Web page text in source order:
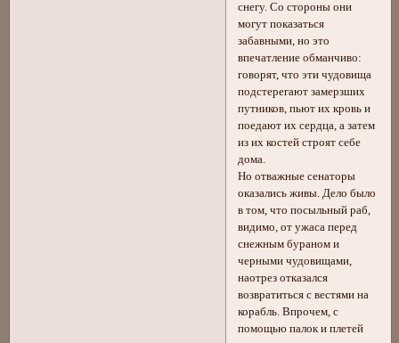
снегу. Со стороны они
могут показаться
забавными, но это
впечатление обманчиво:
говорят, что эти чудовища
подстерегают замерзших
путников, пьют их кровь и
поедают их сердца, а затем
из их костей строят себе
дома.
Но отважные сенаторы
оказались живы. Дело было
в том, что посыльный раб,
видимо, от ужаса перед
снежным бураном и
черными чудовищами,
наотрез отказался
возвратиться с вестями на
корабль. Впрочем, с
помощью палок и плетей